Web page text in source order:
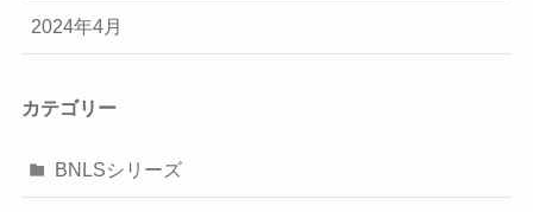
2024年4月
カテゴリー
BNLSシリーズ